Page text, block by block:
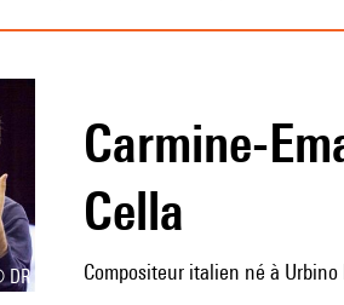
DR
Carmine-Emanuele
Cella
Compositeur italien né à Urbino